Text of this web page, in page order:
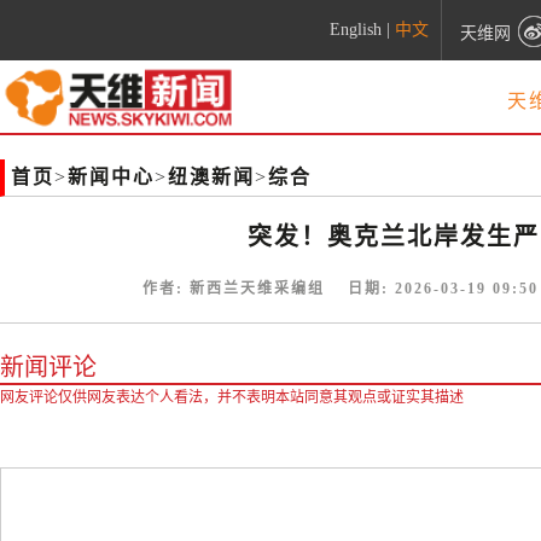
English 中文 天维网
天
首页>新闻中心>纽澳新闻 >综合
突发！奥克兰北岸发生
作者: 新西兰天维采编组 日期: 2026-03-19 09:50
新闻评论
网友评论仅供网友表达个人看法，并不表明本站同意其观点或证实其描述